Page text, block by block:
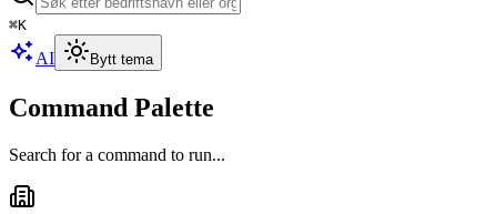
⌘K
AI Bytt tema
Command Palette
Search for a command to run...